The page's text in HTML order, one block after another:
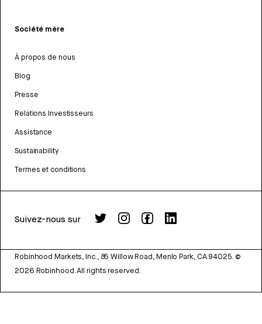
Société mère
À propos de nous
Blog
Presse
Relations Investisseurs
Assistance
Sustainability
Termes et conditions
Suivez-nous sur
Robinhood Markets, Inc., 85 Willow Road, Menlo Park, CA 94025. ©
2026 Robinhood. All rights reserved.